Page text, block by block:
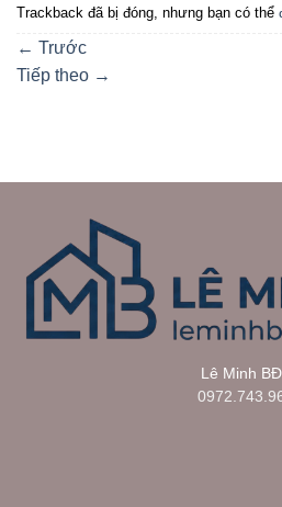
Trackback đã bị đóng, nhưng bạn có thể
← Trước
Tiếp theo →
Lê Minh